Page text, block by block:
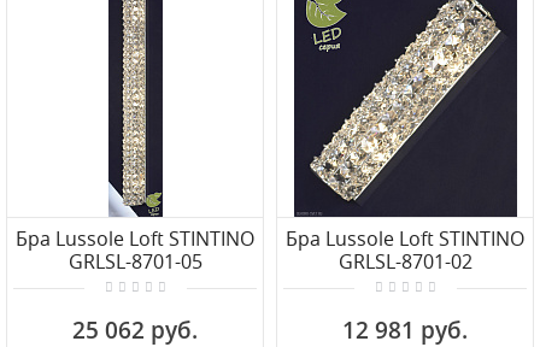
Бра Lussole Loft STINTINO
GRLSL-8701-05
25 062 руб.
Бра Lussole Loft STINTINO
GRLSL-8701-02
12 981 руб.